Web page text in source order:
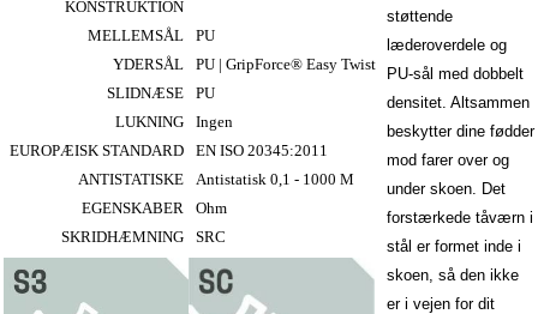
KONSTRUKTION
MELLEMSÅL
PU
YDERSÅL
PU | GripForce® Easy Twist
SLIDNÆSE
PU
LUKNING
Ingen
EUROPÆISK STANDARD
EN ISO 20345:2011
ANTISTATISKE
EGENSKABER
Antistatisk 0,1 - 1000 M
Ohm
SKRIDHÆMNING
SRC
støttende
læderoverdele og
PU-sål med dobbelt
densitet. Altsammen
beskytter dine fødder
mod farer over og
under skoen. Det
forstærkede tåværn i
stål er formet inde i
skoen, så den ikke
er i vejen for dit